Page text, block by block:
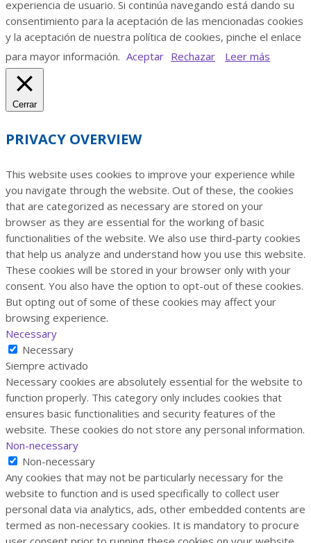
experiencia de usuario. Si continúa navegando está dando su
consentimiento para la aceptación de las mencionadas cookies
y la aceptación de nuestra política de cookies, pinche el enlace
para mayor información. Aceptar Rechazar Leer más
Cerrar
PRIVACY OVERVIEW
This website uses cookies to improve your experience while
you navigate through the website. Out of these, the cookies
that are categorized as necessary are stored on your
browser as they are essential for the working of basic
functionalities of the website. We also use third-party cookies
that help us analyze and understand how you use this website.
These cookies will be stored in your browser only with your
consent. You also have the option to opt-out of these cookies.
But opting out of some of these cookies may affect your
browsing experience.
Necessary
Necessary
Siempre activado
Necessary cookies are absolutely essential for the website to
function properly. This category only includes cookies that
ensures basic functionalities and security features of the
website. These cookies do not store any personal information.
Non-necessary
Non-necessary
Any cookies that may not be particularly necessary for the
website to function and is used specifically to collect user
personal data via analytics, ads, other embedded contents are
termed as non-necessary cookies. It is mandatory to procure